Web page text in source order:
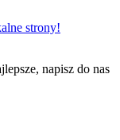
strony!
napisz do nas